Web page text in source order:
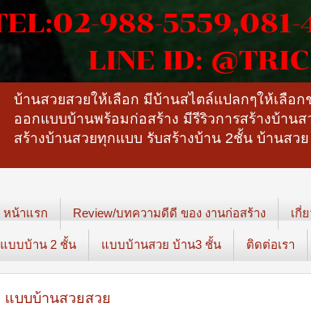
บ้านสวยสวยให้เลือก มีบ้านสไตล์แปลกๆให้เลือ
ออกแบบบ้านพร้อมก่อสร้าง มีรีริวการสร้างบ้าน
สร้างบ้านสวยทุกแบบ รับสร้างบ้าน 2ชั้น บ้านสว
หน้าแรก Review/บทความดีดี ของ งานก่อสร้าง เกี่
แบบบ้าน 2 ชั้น แบบบ้านสวย บ้าน3 ชั้น ติดต่อเรา
แบบบ้านสวยสวย